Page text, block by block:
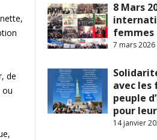
de
ou
8 Mars
femmes
7 mars 2026
avec les
peuple
pour
14 janvier